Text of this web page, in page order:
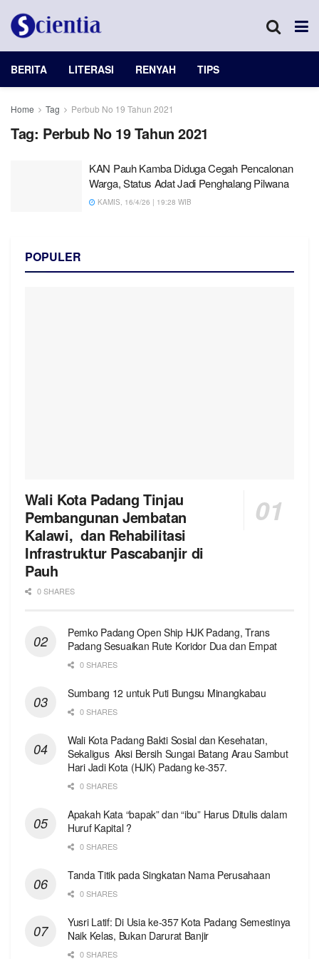
BERITA LITERASI RENYAH TIPS
Home Tag Perbub No 19 Tahun 2021
Tag: Perbub No 19 Tahun 2021
KAN Pauh Kamba Diduga Cegah Pencalonan
Warga, Status Adat Jadi Penghalang Pilwana
KAMIS, 16/4/26 | 19:28 WIB
POPULER
Wali Kota Padang Tinjau
Pembangunan Jembatan
Kalawi, dan Rehabilitasi
Infrastruktur Pascabanjir di
Pauh
0 SHARES
Pemko Padang Open Ship HJK Padang, Trans
Padang Sesuaikan Rute Koridor Dua dan Empat
0 SHARES
Sumbang 12 untuk Puti Bungsu Minangkabau
0 SHARES
Wali Kota Padang Bakti Sosial dan Kesehatan,
Sekaligus Aksi Bersih Sungai Batang Arau Sambut
Hari Jadi Kota (HJK) Padang ke-357.
0 SHARES
Apakah Kata “bapak” dan “ibu” Harus Ditulis dalam
Huruf Kapital ?
0 SHARES
Tanda Titik pada Singkatan Nama Perusahaan
0 SHARES
Yusri Latif: Di Usia ke-357 Kota Padang Semestinya
Naik Kelas, Bukan Darurat Banjir
0 SHARES